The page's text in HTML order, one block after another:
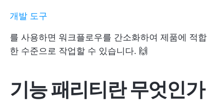
개발 도구
를 사용하면 워크플로우를 간소화하여 제품에 적합
한 수준으로 작업할 수 있습니다. 🙌
기능 패리티란 무엇인가